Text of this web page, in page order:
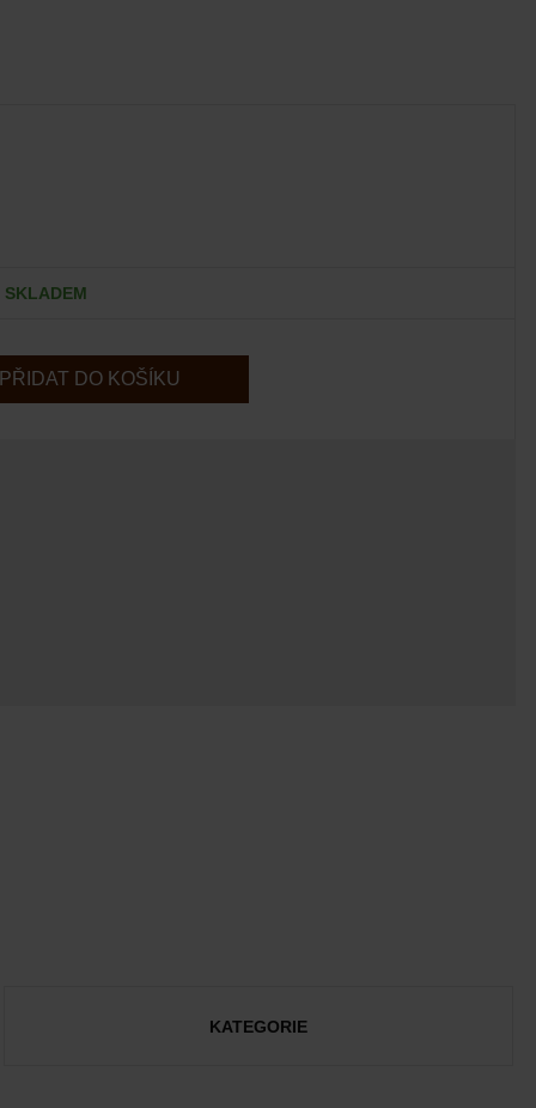
SKLADEM
PŘIDAT DO KOŠÍKU
KATEGORIE